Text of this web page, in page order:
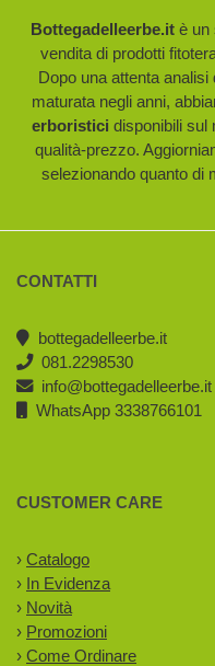
Bottegadelleerbe.it è un
vendita di prodotti
Dopo una attenta
maturata negli anni,
erboristici disponibili sul
qualità-prezzo.
selezionando quanto di
CONTATTI
bottegadelleerbe.it
081.2298530
info@bottegadelleerbe.it
WhatsApp 3338766101
CUSTOMER CARE
› Catalogo
› In Evidenza
› Novità
› Promozioni
› Come Ordinare